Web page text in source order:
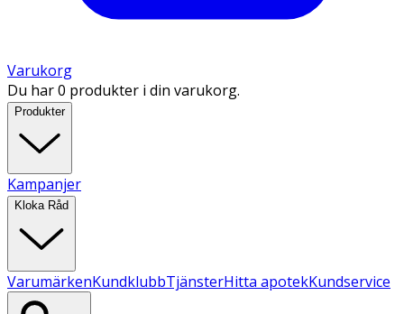
Varukorg
Du har 0 produkter i din varukorg.
Produkter
Kampanjer
Kloka Råd
VarumärkenKundklubbTjänsterHitta apotekKundservice